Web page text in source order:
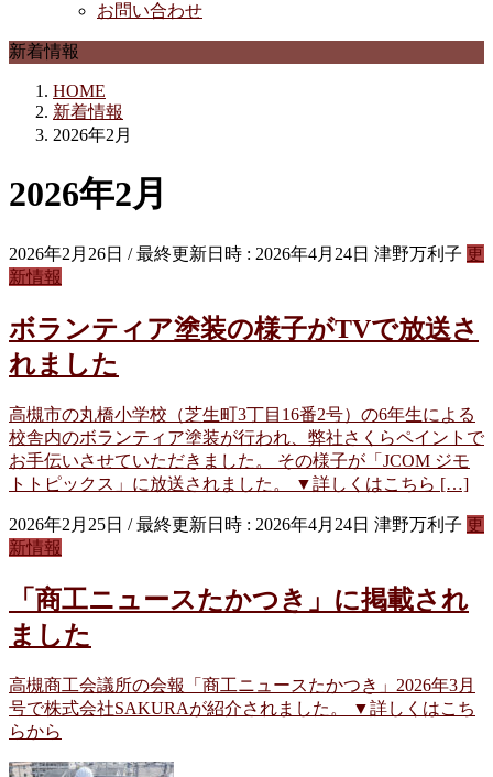
お問い合わせ
新着情報
HOME
新着情報
2026年2月
2026年2月
2026年2月26日 / 最終更新日時 : 2026年4月24日 津野万利子 更
新情報
ボランティア塗装の様子がTVで放送さ
れました
高槻市の丸橋小学校（芝生町3丁目16番2号）の6年生による
校舎内のボランティア塗装が行われ、弊社さくらペイントで
お手伝いさせていただきました。 その様子が「JCOM ジモ
トトピックス」に放送されました。 ▼詳しくはこちら […]
2026年2月25日 / 最終更新日時 : 2026年4月24日 津野万利子 更
新情報
「商工ニュースたかつき」に掲載され
ました
高槻商工会議所の会報「商工ニュースたかつき」2026年3月
号で株式会社SAKURAが紹介されました。 ▼詳しくはこち
らから